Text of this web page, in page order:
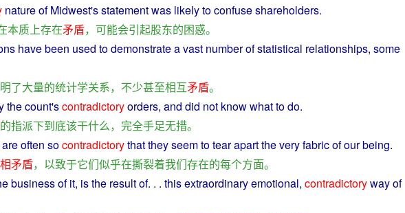
natureof Midwest'sstatementwas likelytoconfuseshareholders.
本质上存在矛盾， 可能会引起股东的困惑。
havebeen used todemonstrateavast numberofstatistical relationships, some
了大量的统计学关系， 不少甚至相互矛盾。
thecount'scontradictoryorders, and did not knowwhat todo.
的指派下到底该干什么， 完全手足无措。
areoften socontradictorythattheyseemtotearapart the very fabricofourbeing.
矛盾， 以致于它们似乎在撕裂着我们存在的每个方面。
businessofit, isthe resultof. . . thisextraordinaryemotional, contradictorywayof